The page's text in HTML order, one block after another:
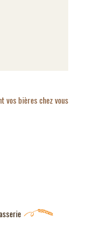
vos bières chez vous